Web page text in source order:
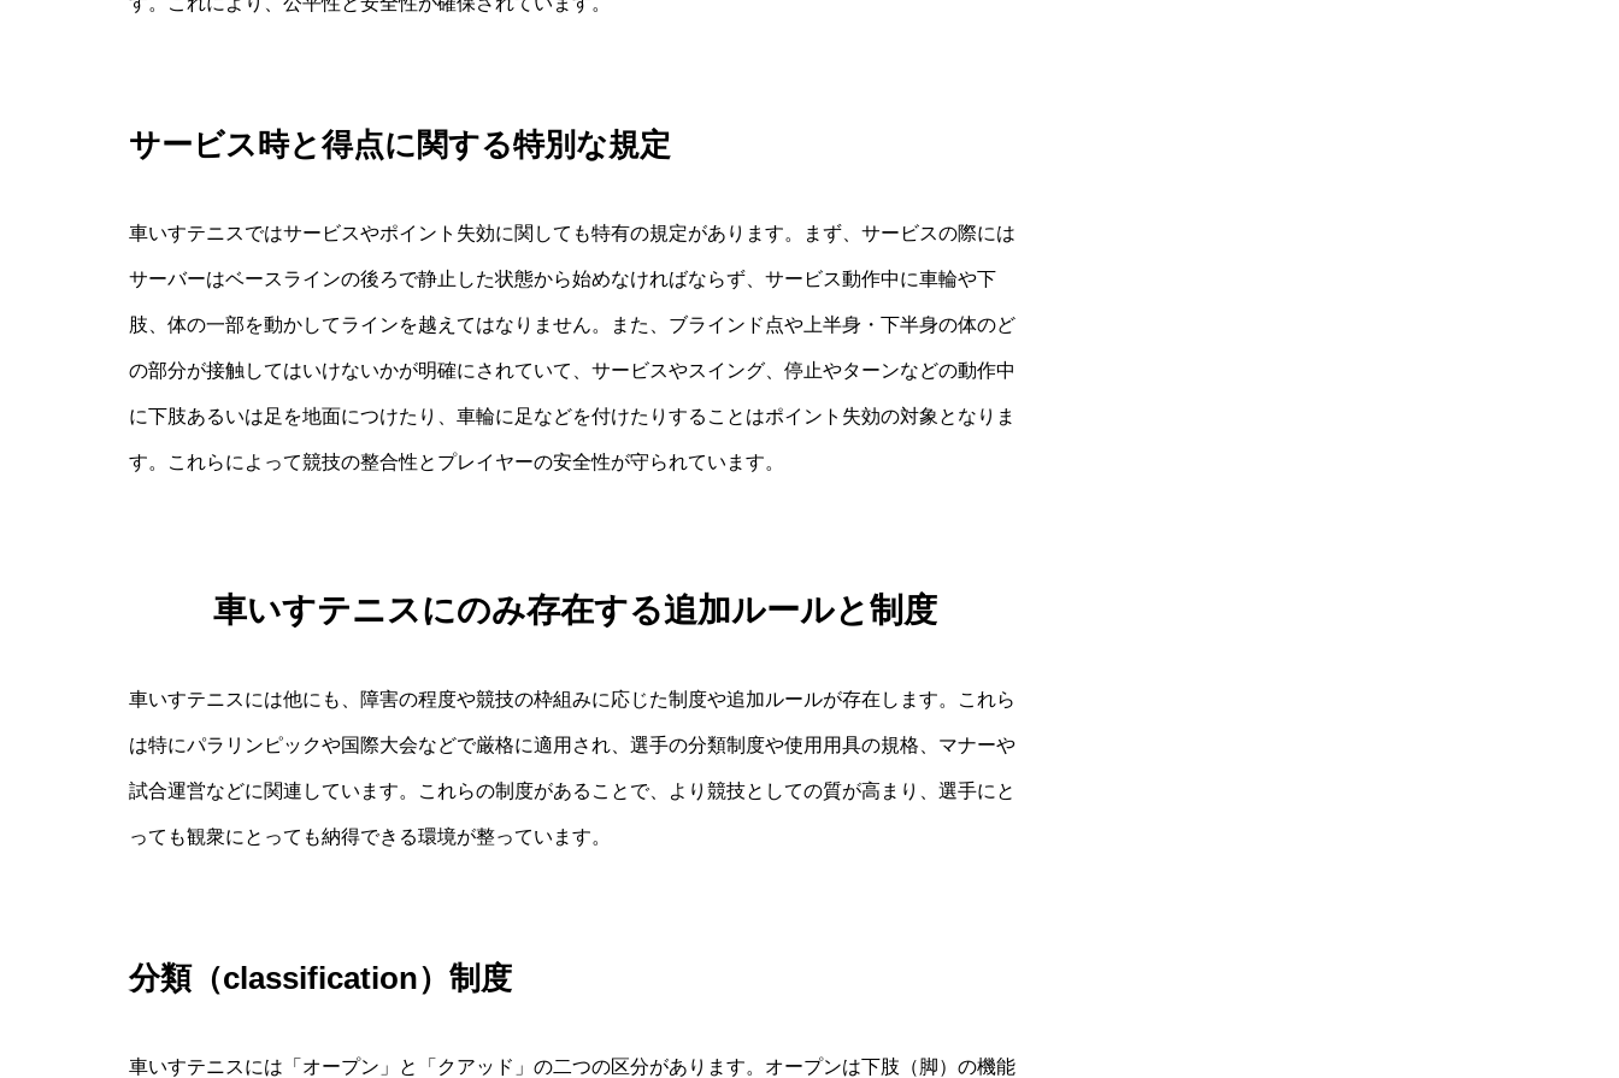
サービス時と得点に関する特別な規定
車いすテニスではサービスやポイント失効に関しても特有の規定があります。まず、サービスの際には
サーバーはベースラインの後ろで静止した状態から始めなければならず、サービス動作中に車輪や下
肢、体の一部を動かしてラインを越えてはなりません。また、ブラインド点や上半身・下半身の体のど
の部分が接触してはいけないかが明確にされていて、サービスやスイング、停止やターンなどの動作中
に下肢あるいは足を地面につけたり、車輪に足などを付けたりすることはポイント失効の対象となりま
す。これらによって競技の整合性とプレイヤーの安全性が守られています。
車いすテニスにのみ存在する追加ルールと制度
車いすテニスには他にも、障害の程度や競技の枠組みに応じた制度や追加ルールが存在します。これら
は特にパラリンピックや国際大会などで厳格に適用され、選手の分類制度や使用用具の規格、マナーや
試合運営などに関連しています。これらの制度があることで、より競技としての質が高まり、選手にと
っても観衆にとっても納得できる環境が整っています。
分類（classification）制度
車いすテニスには「オープン」と「クアッド」の二つの区分があります。オープンは下肢（脚）の機能